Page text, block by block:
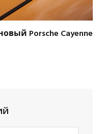
Porsche Cayenne